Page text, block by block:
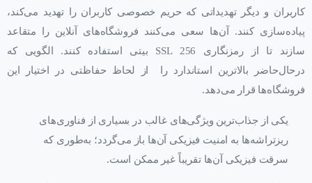
کاربران و دیگر تهدیداتی که حریم خصوصی کاربران را تهدید می‌کند،
پیاده‌سازی کنند. آن‌ها سعی می‌کنند فروشگاه‌های آنلاین را متقاعد
سازند تا از رمزنگاری SSL 256 بیتی استفاده کنند. الگویی که
درحال‌حاضر بالاترین استاندارد را از لحاظ حفاظتی در اختیار این
فروشگاه‌ها قرار می‌دهد.
یکی از جذاب‌ترین ویژگی‌های غالب در بسیاری از فناوری‌های
ریزتراشه‌ها به امنیت فیزیکی آن‌ها باز می‌گردد؛ به‌طوری که
سرقت فیزیکی آن‌ها تقریباً غیر ممکن است.